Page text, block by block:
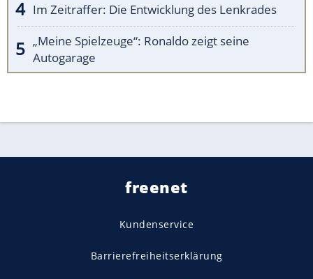
Im Zeitraffer: Die Entwicklung des Lenkrades
„Meine Spielzeuge“: Ronaldo zeigt seine
Autogarage
freenet
Kundenservice
Barrierefreiheitserklärung